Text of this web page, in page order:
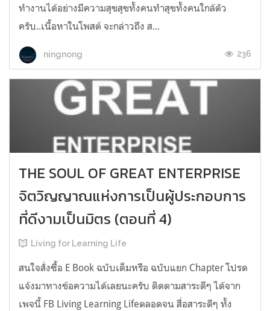
ทำงานได้อย่างมีความสุขสุขทั้งคนทำสุขทั้งคนใกล้ตัว
ครับ..เนื้อหาในโพสต์ จะกล่าวถึง ส...
ningnong 236
THE SOUL OF GREAT ENTERPRISE
จิตวิญญาณแห่งการเป็นผู้ประกอบการ
ที่ดีงามเป็นมิตร (ตอนที่ 4)
Living for Learning Life
สนใจสั่งซื้อ E Book ฉบับเต็มหรือ ฉบับแยก Chapter โปรด
แจ้งมาทางข้อความได้เลยนะครับ ติดตามสาระดีๆ​ ได้จาก
เพจนี้​ FB Living Learning Lifeตลอดจน​ สื่อสาระดีๆ​ ทั้ง